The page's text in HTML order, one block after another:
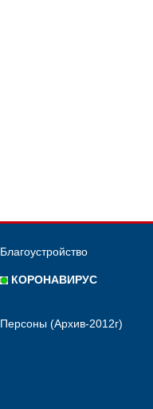
Благоустройство
КОРОНАВИРУС
Персоны (Архив-2012г)